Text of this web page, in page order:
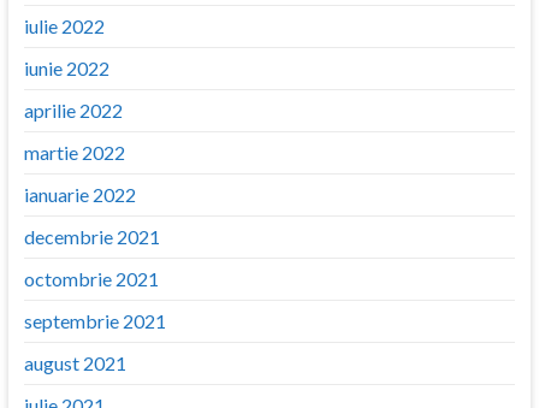
iulie 2022
iunie 2022
aprilie 2022
martie 2022
ianuarie 2022
decembrie 2021
octombrie 2021
septembrie 2021
august 2021